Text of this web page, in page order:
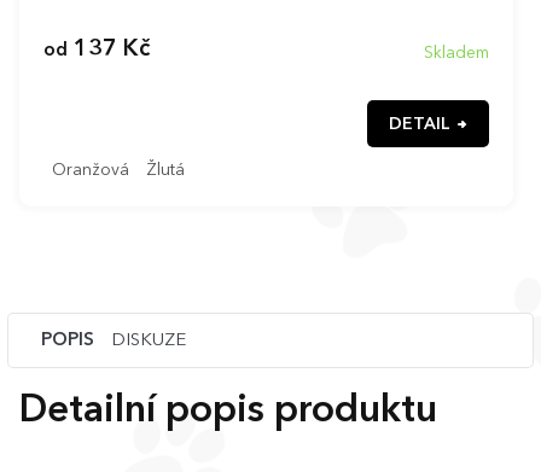
Skladem
od 137 Kč
DETAIL
Oranžová Žlutá
POPIS DISKUZE
Detailní popis produktu